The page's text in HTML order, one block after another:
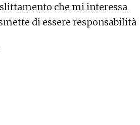
che mi interessa
di essere responsabilità